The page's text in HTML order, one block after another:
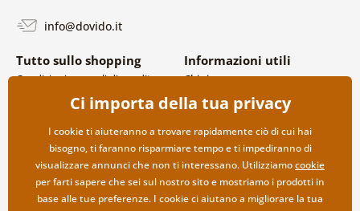
info@dovido.it
Tutto sullo shopping
Condizioni generali di vendita e
Politica sulla privacy
Opzioni di spedizione e
pagamento
Reso della merce
Informazioni utili
Chi siamo
FAQ
Contatti
Collaborazione all’ingrosso
Ci importa della tua privacy
I cookie ti aiuteranno a trovare rapidamente ciò di cui hai
bisogno, ti faranno risparmiare tempo e ti impediranno di
visualizzare annunci che non ti interessano. Utilizziamocookie
per farti sapere che sei sul nostro sito e mostriamo i prodotti in
base alle tue preferenze. I cookie ci aiutano a migliorare la tua